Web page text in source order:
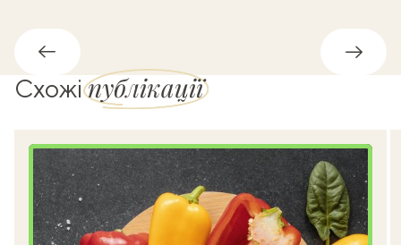
Назад
Схожіпублікації